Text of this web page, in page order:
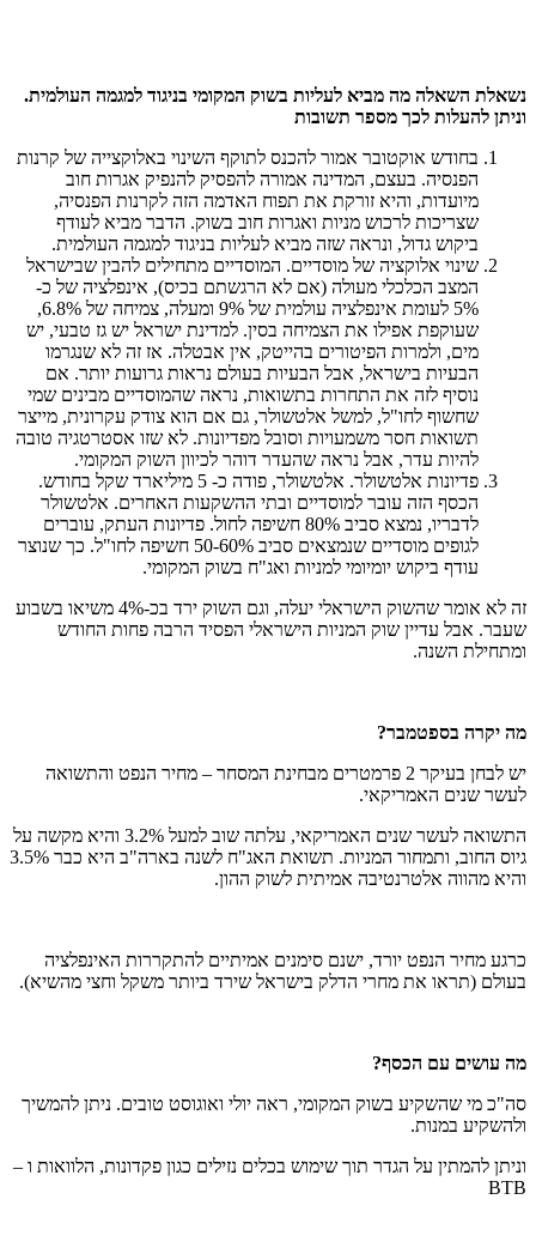
נשאלת השאלה מה מביא לעליות בשוק המקומי בניגוד למגמה העולמית.
וניתן להעלות לכך מספר תשובות
בחודש אוקטובר אמור להכנס לתוקף השינוי באלוקצייה של קרנות
הפנסיה. בעצם, המדינה אמורה להפסיק להנפיק אגרות חוב
מיועדות, והיא זורקת את תפוח האדמה הזה לקרנות הפנסיה,
שצריכות לרכוש מניות ואגרות חוב בשוק. הדבר מביא לעודף
ביקוש גדול, ונראה שזה מביא לעליות בניגוד למגמה העולמית.
שינוי אלוקציה של מוסדיים. המוסדיים מתחילים להבין שבישראל
המצב הכלכלי מעולה (אם לא הרגשתם בכיס), אינפלציה של כ-
5% לעומת אינפלציה עולמית של 9% ומעלה, צמיחה של 6.8%,
שעוקפת אפילו את הצמיחה בסין. למדינת ישראל יש גז טבעי, יש
מים, ולמרות הפיטורים בהייטק, אין אבטלה. אז זה לא שנגרמו
הבעיות בישראל, אבל הבעיות בעולם נראות גרועות יותר. אם
נוסיף לזה את התחרות בתשואות, נראה שהמוסדיים מבינים שמי
שחשוף לחו"ל, למשל אלטשולר, גם אם הוא צודק עקרונית, מייצר
תשואות חסר משמעויות וסובל מפדיונות. לא שזו אסטרטגיה טובה
להיות עדר, אבל נראה שהעדר דוהר לכיוון השוק המקומי.
פדיונות אלטשולר. אלטשולר, פודה כ- 5 מיליארד שקל בחודש.
הכסף הזה עובר למוסדיים ובתי ההשקעות האחרים. אלטשולר
לדבריו, נמצא סביב 80% חשיפה לחול. פדיונות העתק, עוברים
לגופים מוסדיים שנמצאים סביב 50-60% חשיפה לחו"ל. כך שנוצר
עודף ביקוש יומיומי למניות ואג"ח בשוק המקומי.
זה לא אומר שהשוק הישראלי יעלה, וגם השוק ירד בכ-4% משיאו בשבוע
שעבר. אבל עדיין שוק המניות הישראלי הפסיד הרבה פחות החודש
ומתחילת השנה.
מה יקרה בספטמבר?
יש לבחן בעיקר 2 פרמטרים מבחינת המסחר – מחיר הנפט והתשואה
לעשר שנים האמריקאי.
התשואה לעשר שנים האמריקאי, עלתה שוב למעל 3.2% והיא מקשה על
גיוס החוב, ותמחור המניות. תשואת האג"ח לשנה בארה"ב היא כבר 3.5%
והיא מהווה אלטרנטיבה אמיתית לשוק ההון.
כרגע מחיר הנפט יורד, ישנם סימנים אמיתיים להתקררות האינפלציה
בעולם (תראו את מחרי הדלק בישראל שירד ביותר משקל וחצי מהשיא).
מה עושים עם הכסף?
סה"כ מי שהשקיע בשוק המקומי, ראה יולי ואוגוסט טובים. ניתן להמשיך
ולהשקיע במנות.
וניתן להמתין על הגדר תוך שימוש בכלים נזילים כגון פקדונות, הלוואות ו –
BTB